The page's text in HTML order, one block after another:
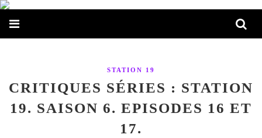
STATION 19
CRITIQUES SÉRIES : STATION
19. SAISON 6. EPISODES 16 ET
17.